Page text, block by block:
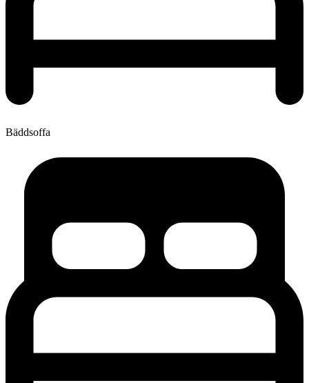
Bäddsoffa